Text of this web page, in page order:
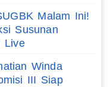
Malam Ini!
Susunan
Live
Winda
III Siap